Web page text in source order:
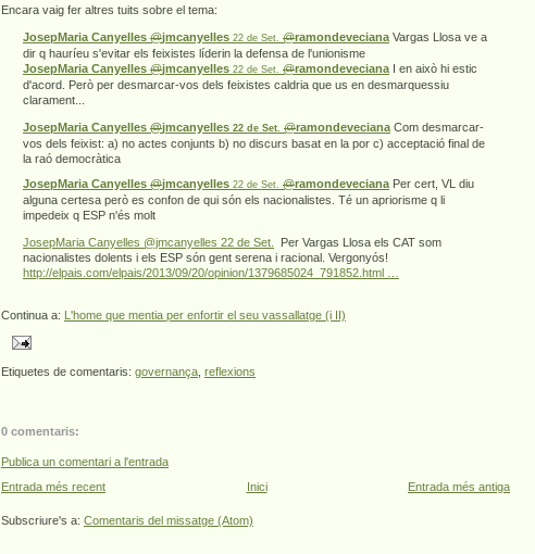
Encara vaig fer altres tuits sobre el tema:
JosepMaria Canyelles @jmcanyelles 22 de Set. @ramondeveciana Vargas Llosa ve a
dir q hauríeu s'evitar els feixistes líderin la defensa de l'unionisme
JosepMaria Canyelles @jmcanyelles 22 de Set. @ramondeveciana I en això hi estic
d'acord. Però per desmarcar-vos dels feixistes caldria que us en desmarquessiu
clarament...
JosepMaria Canyelles @jmcanyelles 22 de Set. @ramondeveciana Com desmarcar-
vos dels feixist: a) no actes conjunts b) no discurs basat en la por c) acceptació final de
la raó democràtica
JosepMaria Canyelles @jmcanyelles 22 de Set. @ramondeveciana Per cert, VL diu
alguna certesa però es confon de qui són els nacionalistes. Té un apriorisme q li
impedeix q ESP n'és molt
JosepMaria Canyelles ‏@jmcanyelles 22 de Set.
Per Vargas Llosa els CAT som
nacionalistes dolents i els ESP són gent serena i racional. Vergonyós!
http://elpais.com/elpais/2013/09/20/opinion/1379685024_791852.html …
Continua a: L'home que mentia per enfortir el seu vassallatge (i II)
Etiquetes de comentaris: governança reflexions
0 comentaris:
Publica un comentari a l'entrada
Entrada més recent
Entrada més antiga
Inici
Subscriure's a: Comentaris del missatge (Atom)